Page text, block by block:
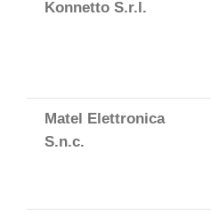
Konnetto S.r.l.
Matel Elettronica
S.n.c.